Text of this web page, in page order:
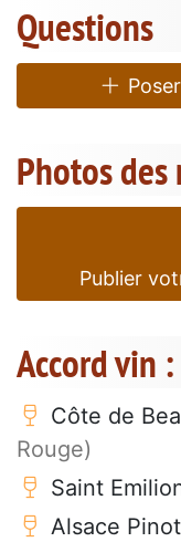
Questions
Photos des
Publier
Accord vin
Côte de
Rouge)
Saint
Alsace